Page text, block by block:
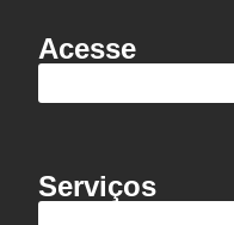
Acesse
Serviços